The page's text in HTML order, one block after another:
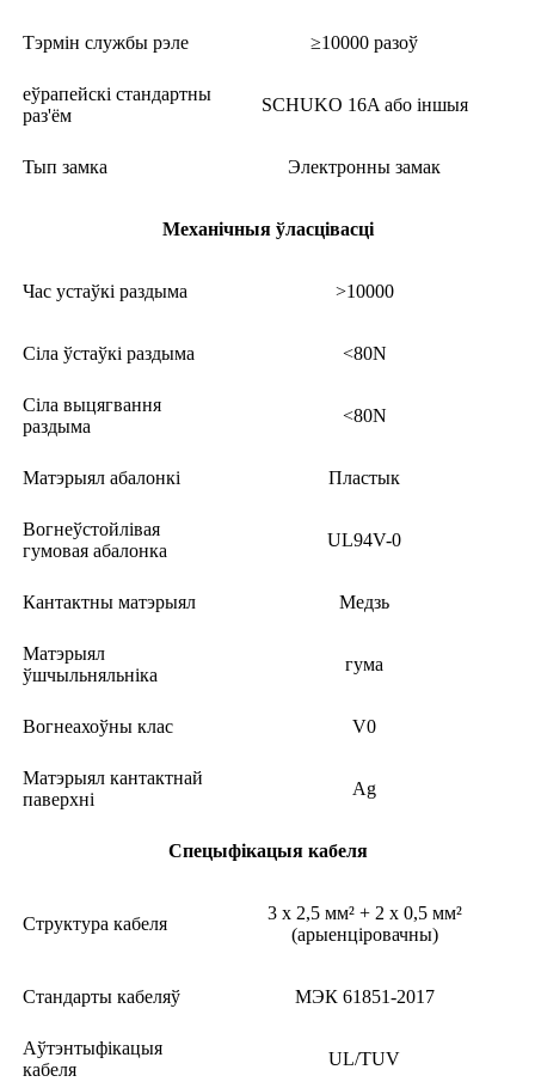
Тэрмін службы рэле ≥10000 разоў
еўрапейскі стандартны
раз'ём
SCHUKO 16A або іншыя
Тып замка Электронны замак
Механічныя ўласцівасці
Час устаўкі раздыма >10000
Сіла ўстаўкі раздыма <80N
Сіла выцягвання
раздыма
<80N
Матэрыял абалонкі Пластык
Вогнеўстойлівая
гумовая абалонка
UL94V-0
Кантактны матэрыял Медзь
Матэрыял
ўшчыльняльніка
гума
Вогнеахоўны клас V0
Матэрыял кантактнай
паверхні
Ag
Спецыфікацыя кабеля
Структура кабеля
3 x 2,5 мм² + 2 x 0,5 мм²
(арыенціровачны)
Стандарты кабеляў МЭК 61851-2017
Аўтэнтыфікацыя
кабеля
UL/TUV